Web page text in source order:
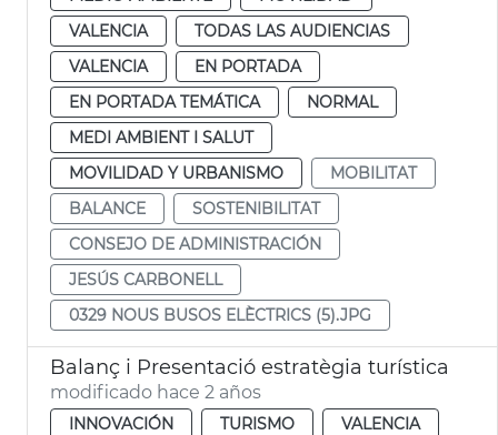
VALENCIA
TODAS LAS AUDIENCIAS
VALENCIA
EN PORTADA
EN PORTADA TEMÁTICA
NORMAL
MEDI AMBIENT I SALUT
MOVILIDAD Y URBANISMO
MOBILITAT
BALANCE
SOSTENIBILITAT
CONSEJO DE ADMINISTRACIÓN
JESÚS CARBONELL
0329 NOUS BUSOS ELÈCTRICS (5).JPG
Balanç i Presentació estratègia turística
modificado hace 2 años
INNOVACIÓN TURISMO
VALENCIA